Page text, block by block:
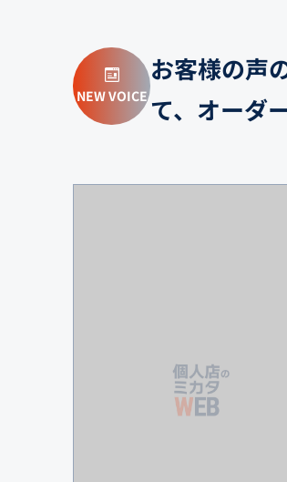
NEW VOICE
お客様の声
て、オーダ